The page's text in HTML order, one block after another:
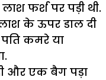
फर्श पर पड़ी थी.
के ऊपर डाल दी
कमरे या
और एक बैग पड़ा